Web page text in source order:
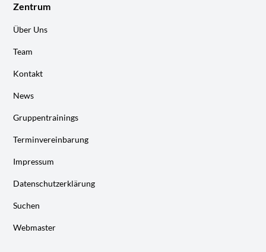
Zentrum
Über Uns
Team
Kontakt
News
Gruppentrainings
Terminvereinbarung
Impressum
Datenschutzerklärung
Suchen
Webmaster